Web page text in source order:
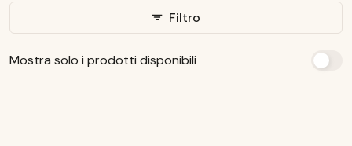
Filtro
Mostra solo i prodotti disponibili